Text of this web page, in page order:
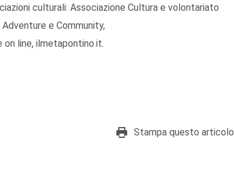
culturali: Associazione Cultura e volontariato
e Community,
line, ilmetapontino.it.
Stampa questo articolo